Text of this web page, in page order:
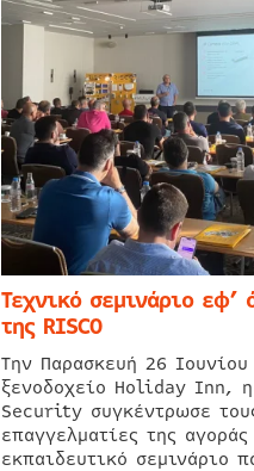
Τεχνικό σεμινάριο εφ’
της RISCO
Την Παρασκευή 26 Ιουνίου
ξενοδοχείο Holiday Inn,
Security συγκέντρωσε
επαγγελματίες της
εκπαιδευτικό σεμινάριο